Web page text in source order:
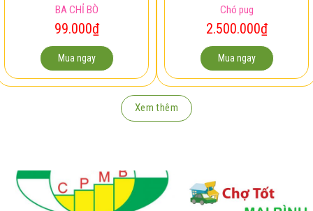
99.000₫
Mua ngay
Chó pug
2.500.000₫
Mua ngay